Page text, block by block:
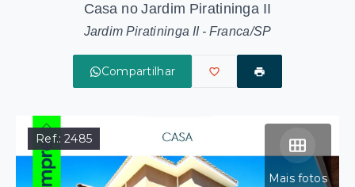
Casa no Jardim Piratininga II
Jardim Piratininga II - Franca/SP
Compartilhar
Mais fotos
Ref.:2485